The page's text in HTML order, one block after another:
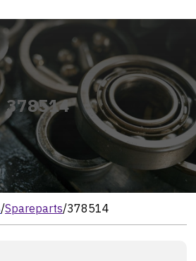
378514
/Spareparts/378514